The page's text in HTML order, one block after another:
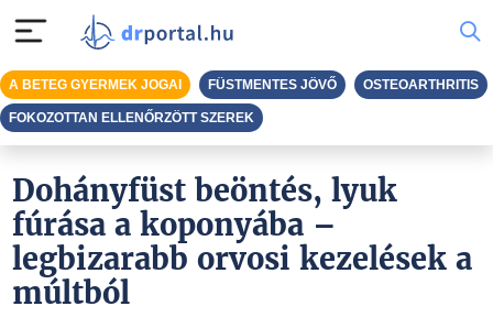
Dohányfüst beöntés, lyuk
fúrása a koponyába –
legbizarabb orvosi kezelések a
múltból
A BETEG GYERMEK JOGAI FÜSTMENTES JÖVŐ OSTEOARTHRITIS
FOKOZOTTAN ELLENŐRZÖTT SZEREK